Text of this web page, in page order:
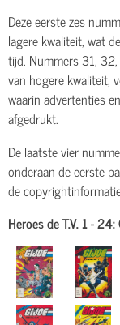
Deze eerste zes
lagere kwaliteit, wat
tijd. Nummers 31,
van hogere kwaliteit,
waarin advertenties
afgedrukt.
De laatste vier
onderaan de eerste
de
Heroes de T.V. 1 - 24: